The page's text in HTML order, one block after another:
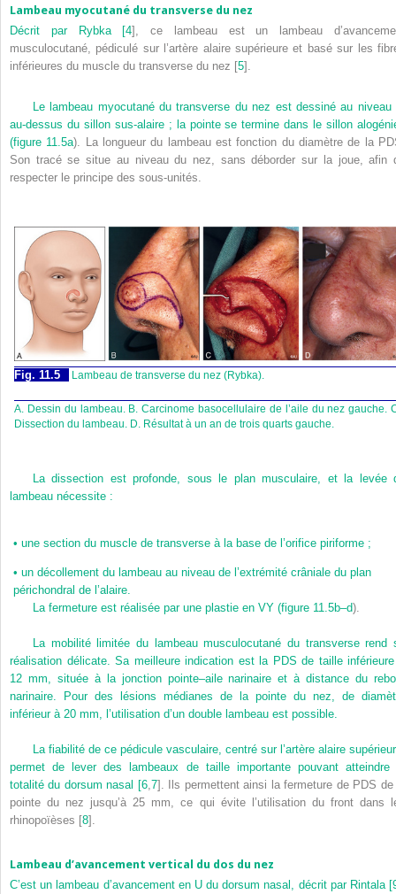
Lambeau myocutané du transverse du nez
Décrit par Rybka [4], ce lambeau est un lambeau
musculocutané, pédiculé sur l’artère alaire supérieure et basé sur les
inférieures du muscle du transverse du nez [5].
Le lambeau myocutané du transverse du nez est dessiné au niveau
au-dessus du sillon sus-alaire ; la pointe se termine dans le sillon
(figure 11.5a). La longueur du lambeau est fonction du diamètre de la
Son tracé se situe au niveau du nez, sans déborder sur la joue, afin
respecter le principe des sous-unités.
Fig. 11.5 Lambeau de transverse du nez (Rybka).
A. Dessin du lambeau. B. Carcinome basocellulaire de l’aile du nez gauche.
Dissection du lambeau. D. Résultat à un an de trois quarts gauche.
La dissection est profonde, sous le plan musculaire, et la levée
lambeau nécessite :
• une section du muscle de transverse à la base de l’orifice piriforme ;
• un décollement du lambeau au niveau de l’extrémité crâniale du plan
périchondral de l’alaire.
La fermeture est réalisée par une plastie en VY (figure 11.5b–d).
La mobilité limitée du lambeau musculocutané du transverse rend
réalisation délicate. Sa meilleure indication est la PDS de taille
12 mm, située à la jonction pointe–aile narinaire et à distance du
narinaire. Pour des lésions médianes de la pointe du nez, de
inférieur à 20 mm, l’utilisation d’un double lambeau est possible.
La fiabilité de ce pédicule vasculaire, centré sur l’artère alaire
permet de lever des lambeaux de taille importante pouvant atteindre
totalité du dorsum nasal [6,7]. Ils permettent ainsi la fermeture de PDS de
pointe du nez jusqu’à 25 mm, ce qui évite l’utilisation du front dans
rhinopoïèses [8].
Lambeau d’avancement vertical du dos du nez
C’est un lambeau d’avancement en U du dorsum nasal, décrit par Rintala [